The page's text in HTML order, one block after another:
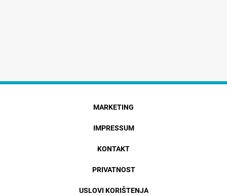
MARKETING
IMPRESSUM
KONTAKT
PRIVATNOST
USLOVI KORIŠTENJA